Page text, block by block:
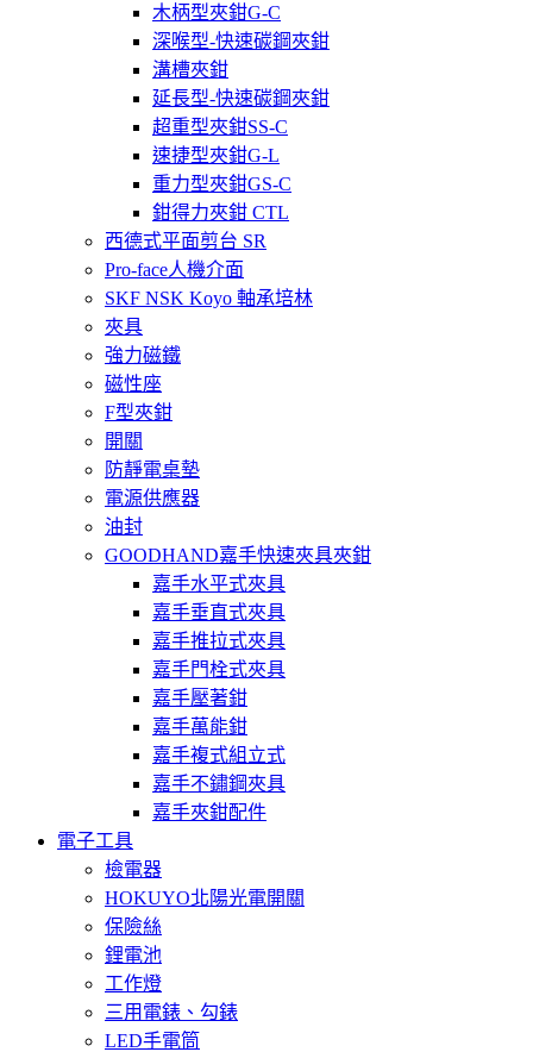
木柄型夾鉗G-C
深喉型-快速碳鋼夾鉗
溝槽夾鉗
延長型-快速碳鋼夾鉗
超重型夾鉗SS-C
速捷型夾鉗G-L
重力型夾鉗GS-C
鉗得力夾鉗 CTL
西德式平面剪台 SR
Pro-face人機介面
SKF NSK Koyo 軸承培林
夾具
強力磁鐵
磁性座
F型夾鉗
開關
防靜電桌墊
電源供應器
油封
GOODHAND嘉手快速夾具夾鉗
嘉手水平式夾具
嘉手垂直式夾具
嘉手推拉式夾具
嘉手門栓式夾具
嘉手壓著鉗
嘉手萬能鉗
嘉手複式組立式
嘉手不鏽鋼夾具
嘉手夾鉗配件
電子工具
檢電器
HOKUYO北陽光電開關
保險絲
鋰電池
工作燈
三用電錶、勾錶
LED手電筒